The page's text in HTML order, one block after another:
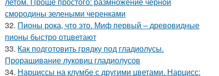
смородины зелеными черенками
32. Пионы рока, что это. Миф первый – древовидные
пионы быстро отцветают
33. Как подготовить грядку под гладиолусы.
Проращивание луковиц гладиолусов
34. Нарциссы на клумбе с другими цветами. Нарцисс: